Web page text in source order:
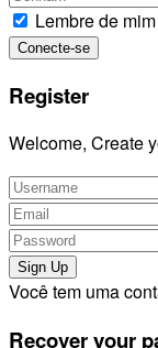
Lembre de mim
Register
Welcome, Create
Você tem uma
Recover your